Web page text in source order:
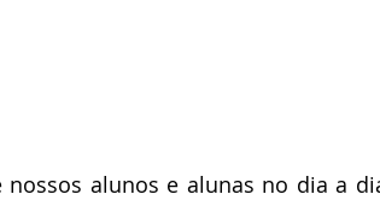
alunos e alunas no dia a